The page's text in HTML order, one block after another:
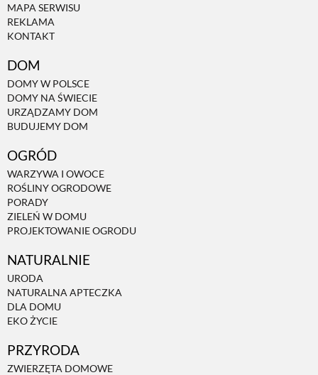
MAPA SERWISU
REKLAMA
KONTAKT
DOM
DOMY W POLSCE
DOMY NA ŚWIECIE
URZĄDZAMY DOM
BUDUJEMY DOM
OGRÓD
WARZYWA I OWOCE
ROŚLINY OGRODOWE
PORADY
ZIELEŃ W DOMU
PROJEKTOWANIE OGRODU
NATURALNIE
URODA
NATURALNA APTECZKA
DLA DOMU
EKO ŻYCIE
PRZYRODA
ZWIERZĘTA DOMOWE